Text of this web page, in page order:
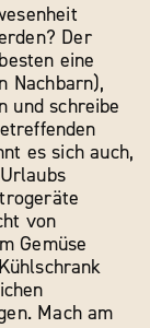
Der
eine
Nachbarn),
und schreibe
es sich auch,
von
Gemüse
Mach am